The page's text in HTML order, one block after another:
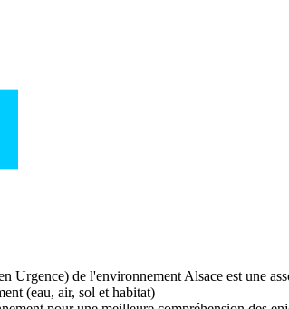
de l'environnement Alsace est une
(eau, air, sol et habitat)